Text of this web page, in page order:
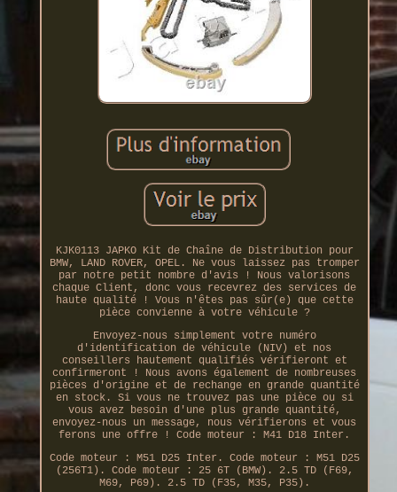
KJK0113 JAPKO Kit de Chaîne de Distribution pour
BMW, LAND ROVER, OPEL. Ne vous laissez pas tromper
par notre petit nombre d'avis ! Nous valorisons
chaque Client, donc vous recevrez des services de
haute qualité ! Vous n'êtes pas sûr(e) que cette
pièce convienne à votre véhicule ?
Envoyez-nous simplement votre numéro
d'identification de véhicule (NIV) et nos
conseillers hautement qualifiés vérifieront et
confirmeront ! Nous avons également de nombreuses
pièces d'origine et de rechange en grande quantité
en stock. Si vous ne trouvez pas une pièce ou si
vous avez besoin d'une plus grande quantité,
envoyez-nous un message, nous vérifierons et vous
ferons une offre ! Code moteur : M41 D18 Inter.
Code moteur : M51 D25 Inter. Code moteur : M51 D25
(256T1). Code moteur : 25 6T (BMW). 2.5 TD (F69,
M69, P69). 2.5 TD (F35, M35, P35).